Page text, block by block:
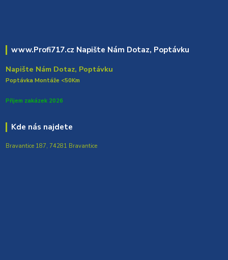
www.Profi717.cz Napište Nám Dotaz, Poptávku
Napište Nám Dotaz, Poptávku
Poptávka Montáže <50Km
Přijem zakázek 2026
Kde nás najdete
Bravantice 187, 74281 Bravantice